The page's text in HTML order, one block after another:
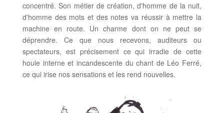
concentré. Son métier de création, d'homme de la nuit,
d'homme des mots et des notes va réussir à mettre la
machine en route. Un charme dont on ne peut se
déprendre. Ce que nous recevons, auditeurs ou
spectateurs, est précisement ce qui irradie de cette
houle interne et incandescente du chant de Léo Ferré,
ce qui irise nos sensations et les rend nouvelles.